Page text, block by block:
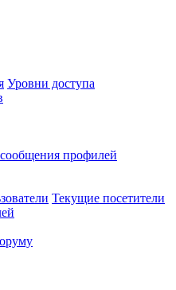
Уровни доступа
профилей
Текущие посетители